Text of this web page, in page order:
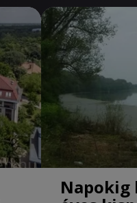
Napokig